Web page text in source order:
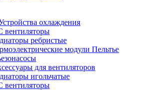
охлаждения
вентиляторы
ребристые
модули Пельтье
для вентиляторов
игольчатые
вентиляторы